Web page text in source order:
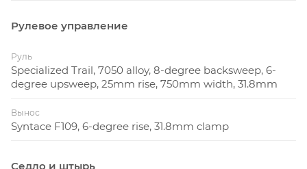
Рулевое управление
Руль
Specialized Trail, 7050 alloy, 8-degree backsweep, 6-
degree upsweep, 25mm rise, 750mm width, 31.8mm
Вынос
Syntace F109, 6-degree rise, 31.8mm clamp
Седло и штырь